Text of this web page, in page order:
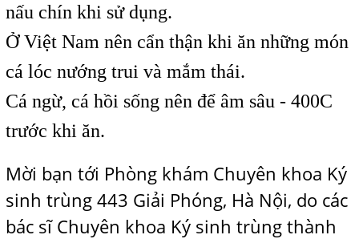
nấu chín khi sử dụng.
Ở Việt Nam nên cẩn thận khi ăn những món
cá lóc nướng trui và mắm thái.
Cá ngừ, cá hồi sống nên để âm sâu - 400C
trước khi ăn.
Mời bạn tới Phòng khám Chuyên khoa Ký
sinh trùng 443 Giải Phóng, Hà Nội, do các
bác sĩ Chuyên khoa Ký sinh trùng thành